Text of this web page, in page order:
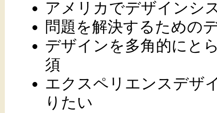
アメリカでデザインシ
問題を解決するための
デザインを多角的にと
須
エクスペリエンスデザ
りたい